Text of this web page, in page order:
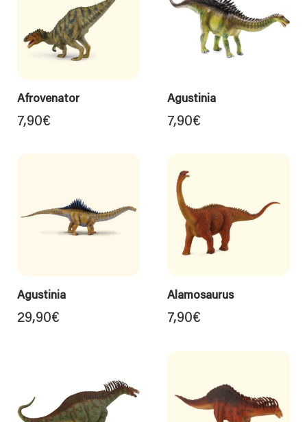
Afrovenator
7,90€
Agustinia
7,90€
Agustinia
29,90€
Alamosaurus
7,90€